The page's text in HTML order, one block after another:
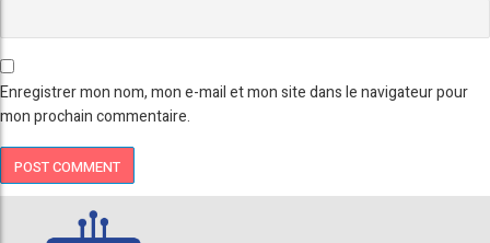
Enregistrer mon nom, mon e-mail et mon site dans le navigateur pour
mon prochain commentaire.